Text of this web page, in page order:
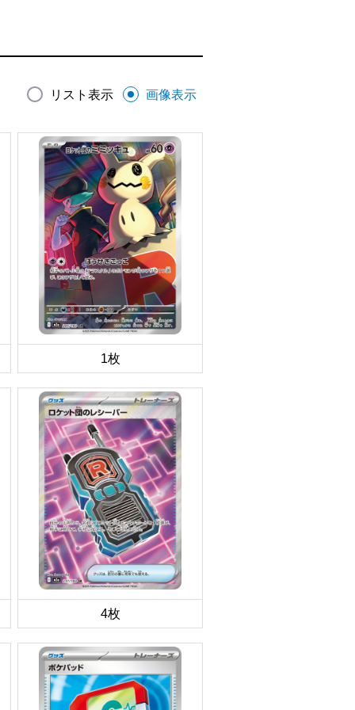
リスト表示 画像表示
1枚
4枚